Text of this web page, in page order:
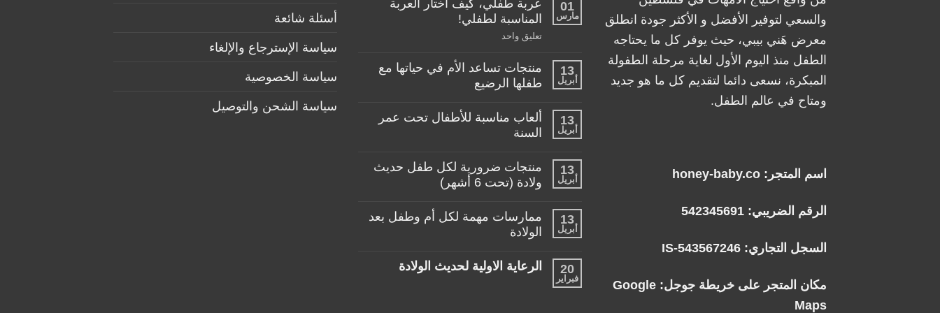
والسعي لتوفير الأفضل و الأكثر جودة انطلق
معرض هَني بيبي، حيث يوفر كل ما يحتاجه
الطفل منذ اليوم الأول لغاية مرحلة الطفولة
المبكرة، نسعى دائما لتقديم كل ما هو جديد
ومتاح في عالم الطفل.
اسم المتجر: honey-baby.co
الرقم الضريبي: 542345691
السجل التجاري: IS-543567246
مكان المتجر على خريطة جوجل: Google
Maps
01
مارس
المناسبة لطفلي!
تعليق واحد
كيف
العربة
13
أبريل
منتجات تساعد الأم في حياتها مع
طفلها الرضيع
توجد
تعليقات
على
منتجات
في
حياتها
مع
الرضيع
13
أبريل
ألعاب مناسبة للأطفال تحت عمر
السنة
تعليقات
على
ألعاب
للأطفال
تحت
عمر
السنة
13
أبريل
منتجات ضرورية لكل طفل حديث
ولادة (تحت 6 أشهر)
توجد
تعليقات
على
منتجات
لكل
طفل
13
أبريل
ممارسات مهمة لكل أم وطفل بعد
الولادة
توجد
تعليقات
20
فبراير
الرعاية الاولية لحديث الولادة
أسئلة شائعة
سياسة الإسترجاع والإلغاء
سياسة الخصوصية
سياسة الشحن والتوصيل